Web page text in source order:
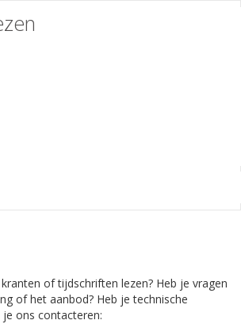
of tijdschriften lezen? Heb je vragen
of het aanbod? Heb je technische
ons contacteren: